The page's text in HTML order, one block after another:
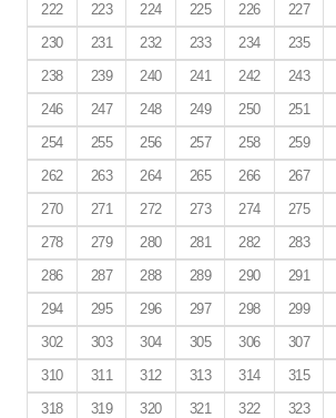
222
223 224 225 226 227
230
231 232 233 234 235
238
239 240 241 242 243
246
247 248 249 250 251
254
255 256 257 258 259
262
263 264 265 266 267
270
271 272 273 274 275
278
279 280 281 282 283
286
287 288 289 290 291
294
295 296 297 298 299
302
303 304 305 306 307
310
311 312 313 314 315
318
319 320 321 322 323